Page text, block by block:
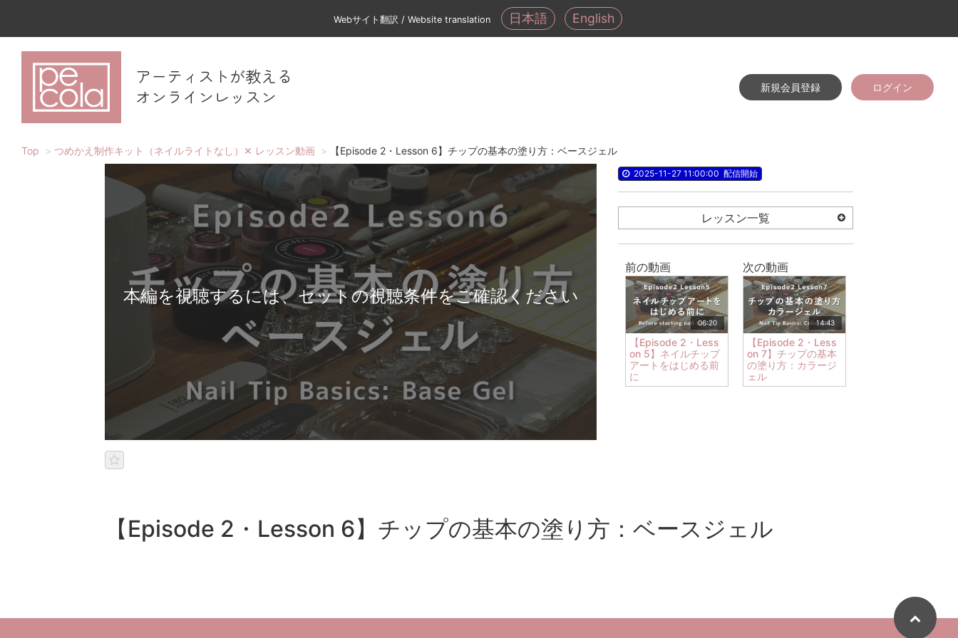
Webサイト翻訳 / Website translation 日本語 English
アーティストが教える
オンラインレッスン
新規会員登録 ログイン
Top つめかえ制作キット（ネイルライトなし）✕ レッスン動画 【Episode 2・Lesson 6】チップの基本の塗り方：ベースジェル
本編を視聴するには、セットの視聴条件をご確認ください
2025-11-27 11:00:00 配信開始
レッスン一覧
前の動画
06:20
【Episode 2・Less
on 5】ネイルチップ
アートをはじめる前
に
次の動画
14:43
【Episode 2・Less
on 7】チップの基本
の塗り方：カラージ
ェル
【Episode 2・Lesson 6】チップの基本の塗り方：ベースジェル